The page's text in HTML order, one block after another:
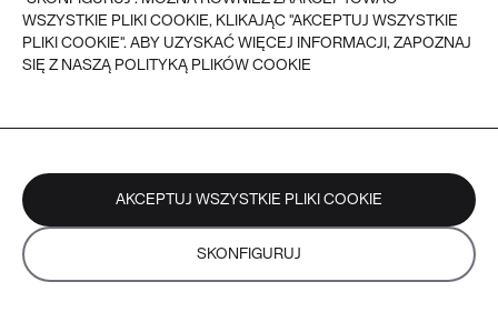
WSZYSTKIE PLIKI COOKIE, KLIKAJĄC "AKCEPTUJ WSZYSTKIE
PLIKI COOKIE". ABY UZYSKAĆ WIĘCEJ INFORMACJI, ZAPOZNAJ
SIĘ Z NASZĄ POLITYKĄ PLIKÓW COOKIE
SKONFIGURUJ
AKCEPTUJ WSZYSTKIE PLIKI COOKIE